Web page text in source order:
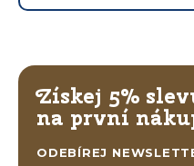
Získej 5%
na první
ODEBÍREJ